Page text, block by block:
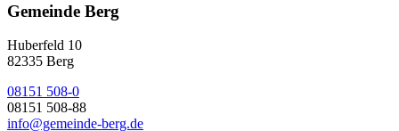
Gemeinde Berg
Huberfeld 10
82335 Berg
08151 508-0
08151 508-88
info@gemeinde-berg.de